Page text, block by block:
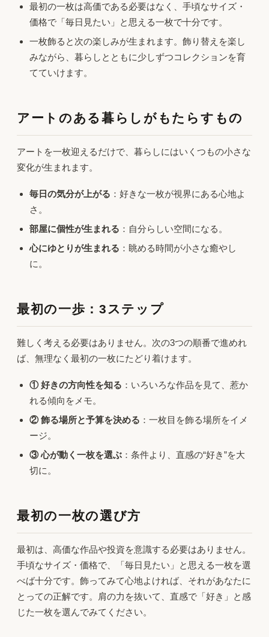
最初の一枚は高価である必要はなく、手頃なサイズ・
価格で「毎日見たい」と思える一枚で十分です。
一枚飾ると次の楽しみが生まれます。飾り替えを楽し
みながら、暮らしとともに少しずつコレクションを育
てていけます。
アートのある暮らしがもたらすもの
アートを一枚迎えるだけで、暮らしにはいくつもの小さな
変化が生まれます。
毎日の気分が上がる ：好きな一枚が視界にある心地よ
さ。
部屋に個性が生まれる ：自分らしい空間になる。
心にゆとりが生まれる ：眺める時間が小さな癒やし
に。
最初の一歩：3ステップ
難しく考える必要はありません。次の3つの順番で進めれ
ば、無理なく最初の一枚にたどり着けます。
① 好きの方向性を知る ：いろいろな作品を見て、惹か
れる傾向をメモ。
② 飾る場所と予算を決める ：一枚目を飾る場所をイメ
ージ。
③ 心が動く一枚を選ぶ ：条件より、直感の“好き”を大
切に。
最初の一枚の選び方
最初は、高価な作品や投資を意識する必要はありません。
手頃なサイズ・価格で、「毎日見たい」と思える一枚を選
べば十分です。飾ってみて心地よければ、それがあなたに
とっての正解です。肩の力を抜いて、直感で「好き」と感
じた一枚を選んでみてください。